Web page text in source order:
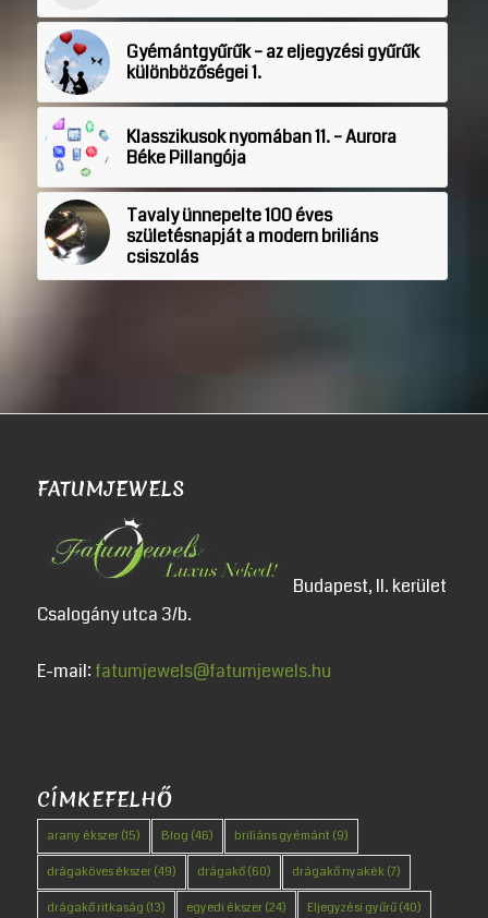
Gyémántgyűrűk – az eljegyzési gyűrűk
különbözőségei 1.
Klasszikusok nyomában 11. – Aurora
Béke Pillangója
Tavaly ünnepelte 100 éves
születésnapját a modern briliáns
csiszolás
FATUMJEWELS
Budapest, II. kerület
Csalogány utca 3/b.
E-mail: fatumjewels@fatumjewels.hu
CÍMKEFELHŐ
arany ékszer(15) Blog (46) briliáns gyémánt (9)
drágaköves ékszer(49) drágakő(60) drágakő nyakék(7)
drágakő ritkaság (13) egyedi ékszer(24) Eljegyzési gyűrű(40)